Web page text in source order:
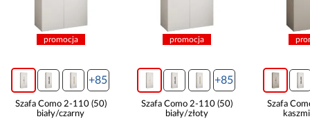
promocja
+85
Szafa Como 2-110 (50)
biały/czarny
promocja
+85
Szafa Como 2-110 (50)
biały/złoty
Szafa